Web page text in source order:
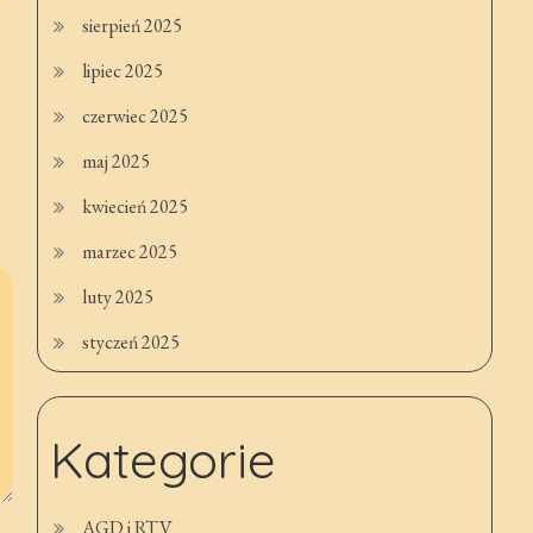
sierpień 2025
lipiec 2025
czerwiec 2025
maj 2025
kwiecień 2025
marzec 2025
luty 2025
styczeń 2025
Kategorie
AGD i RTV